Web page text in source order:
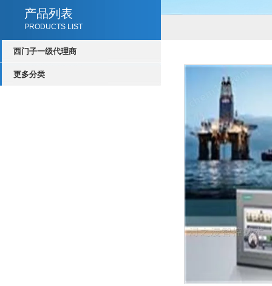
产品列表
PRODUCTS LIST
西门子一级代理商
更多分类